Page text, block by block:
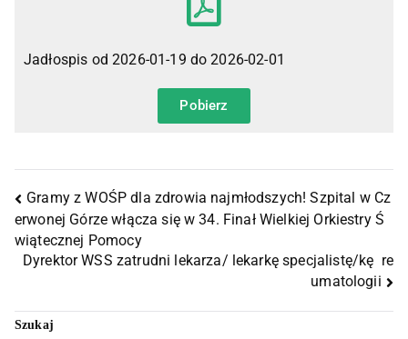
Jadłospis od 2026-01-19 do 2026-02-01
Pobierz
Gramy z WOŚP dla zdrowia najmłodszych! Szpital w Cz
erwonej Górze włącza się w 34. Finał Wielkiej Orkiestry Ś
wiątecznej Pomocy
Dyrektor WSS zatrudni lekarza/ lekarkę specjalistę/kę re
umatologii
Szukaj